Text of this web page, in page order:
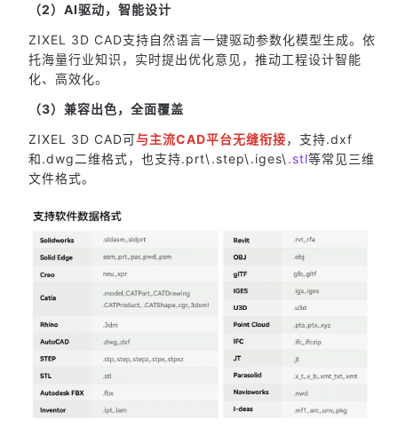
（2）AI驱动，智能设计
ZIXEL 3D CAD支持自然语言一键驱动参数化模型生成。依
托海量行业知识，实时提出优化意见，推动工程设计智能
化、高效化。
（3）兼容出色，全面覆盖
ZIXEL 3D CAD可与主流CAD平台无缝衔接，支持.dxf
和.dwg二维格式，也支持.prt\.step\.iges\ .stl等常见三维
文件格式。